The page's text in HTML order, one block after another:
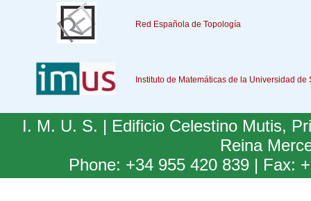
Red Española de Topología
Instituto de Matemáticas de la Universidad de
I. M. U. S. | Edificio Celestino Mutis,
Reina
Phone: +34 955 420 839 | Fax: